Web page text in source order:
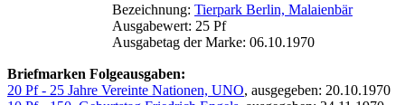
Bezeichnung: Tierpark Berlin, Malaienbär
Ausgabewert: 25 Pf
Ausgabetag der Marke: 06.10.1970
Briefmarken Folgeausgaben:
20 Pf - 25 Jahre Vereinte Nationen, UNO, ausgegeben: 20.10.1970